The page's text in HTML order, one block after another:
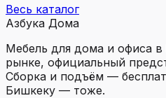
Весь каталог
Азбука Дома
Мебель для дома и офиса в
рынке, официальный
Сборка и подъём —
Бишкеку — тоже.